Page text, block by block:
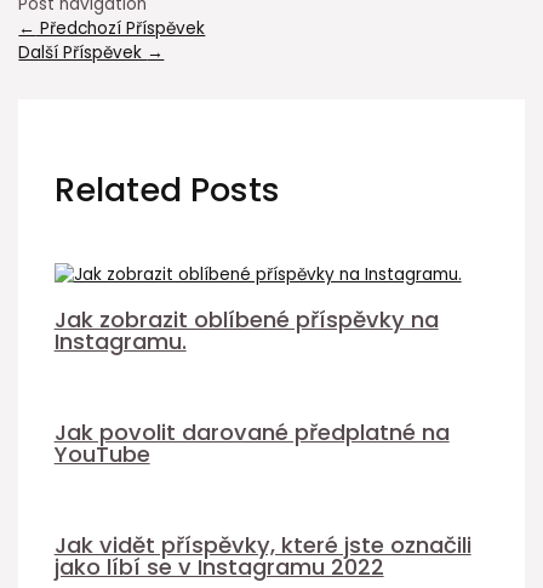
Post navigation
← Předchozí Příspěvek
Další Příspěvek →
Related Posts
Jak zobrazit oblíbené příspěvky na
Instagramu.
Jak povolit darované předplatné na
YouTube
Jak vidět příspěvky, které jste označili
jako líbí se v Instagramu 2022